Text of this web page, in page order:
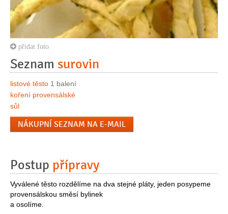
přidat foto
Seznam surovin
listové těsto 1 balení
koření provensálské
sůl
NÁKUPNÍ SEZNAM NA E-MAIL
Postup přípravy
Vyválené těsto rozdělíme na dva stejné pláty, jeden posypeme
provensálskou směsí bylinek
a osolíme.